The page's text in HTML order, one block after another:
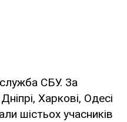
СБУ. За
Харкові, Одесі
шістьох учасників